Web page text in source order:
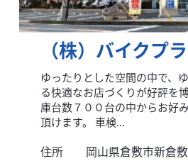
（株）バイクプ
ゆったりとした空間の中で、
る快適なお店づくりが好評を
庫台数７００台の中からお好
頂けます。 車検...
住所
岡山県倉敷市新倉